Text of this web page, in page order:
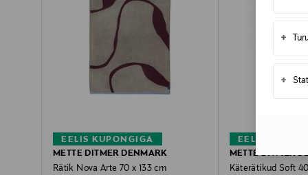
+
+
EELIS KUPONGIGA
METTE DITMER DENMARK
Rätik Nova Arte 70 x 133 cm
EELIS
METTE DITMER
Käterätikud Soft